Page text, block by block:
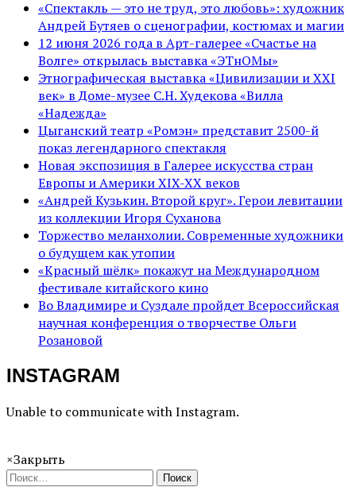
«Спектакль — это не труд, это любовь»: художник
Андрей Бутяев о сценографии, костюмах и магии
12 июня 2026 года в Арт-галерее «Счастье на
Волге» открылась выставка «ЭТнОМы»
Этнографическая выставка «Цивилизации и ХХI
век» в Доме-музее С.Н. Худекова «Вилла
«Надежда»
Цыганский театр «Ромэн» представит 2500-й
показ легендарного спектакля
Новая экспозиция в Галерее искусства стран
Европы и Америки XIX-XX веков
«Андрей Кузькин. Второй круг». Герои левитации
из коллекции Игоря Суханова
Торжество меланхолии. Современные художники
о будущем как утопии
«Красный шёлк» покажут на Международном
фестивале китайского кино
Во Владимире и Суздале пройдет Всероссийская
научная конференция о творчестве Ольги
Розановой
INSTAGRAM
Unable to communicate with Instagram.
×Закрыть
Поиск